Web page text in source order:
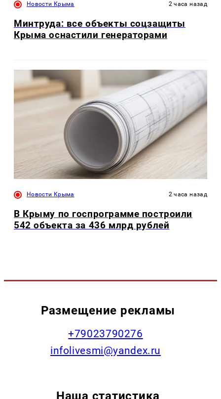
Новости Крыма 2 часа назад
Минтруда: все объекты соцзащиты
Крыма оснастили генераторами
Новости Крыма 2 часа назад
В Крыму по госпрограмме построили
542 объекта за 436 млрд рублей
Размещение рекламы
+79023790276
infolivesmi@yandex.ru
Наша статистика